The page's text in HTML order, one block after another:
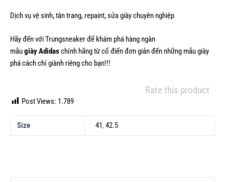
Dịch vụ vệ sinh, tân trang, repaint, sửa giày chuyên nghiệp
Hãy đến với Trungsneaker để khám phá hàng ngàn
mẫugiày Adidaschính hãng từ cổ điển đơn giản đến những mẫu giày
phá cách chỉ giành riêng cho bạn!!!
Rate this product
Post Views: 1.789
Size 41,42.5